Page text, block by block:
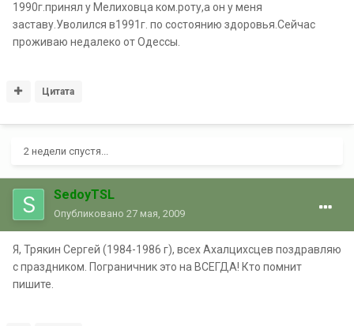
1990г.принял у Мелиховца ком.роту,а он у меня
заставу.Уволился в1991г. по состоянию здоровья.Сейчас
проживаю недалеко от Одессы.
Цитата
2 недели спустя...
SedoyTSL
Опубликовано 27 мая, 2009
Я, Трякин Сергей (1984-1986 г), всех Ахалцихсцев поздравляю
с праздником. Пограничник это на ВСЕГДА! Кто помнит
пишите.